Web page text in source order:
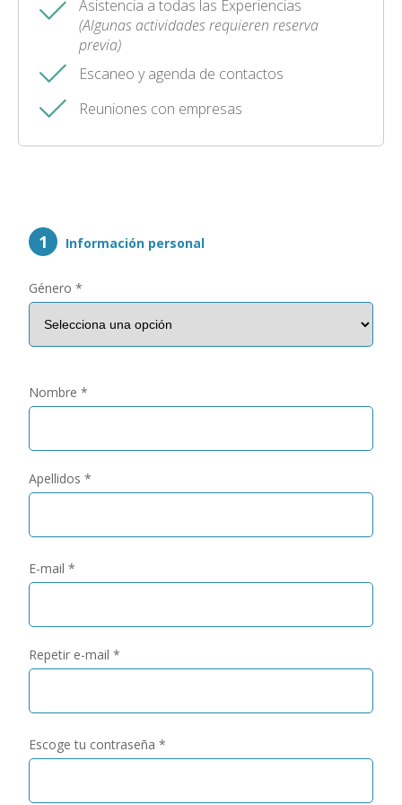
Asistencia a todas las Experiencias
(Algunas actividades requieren reserva
previa)
Escaneo y agenda de contactos
Reuniones con empresas
1 Información personal
Género *
Nombre *
Apellidos *
E-mail *
Repetir e-mail *
Escoge tu contraseña *